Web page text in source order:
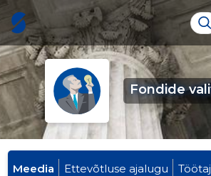
Fondide
Meedia Ettevõtluse ajalugu